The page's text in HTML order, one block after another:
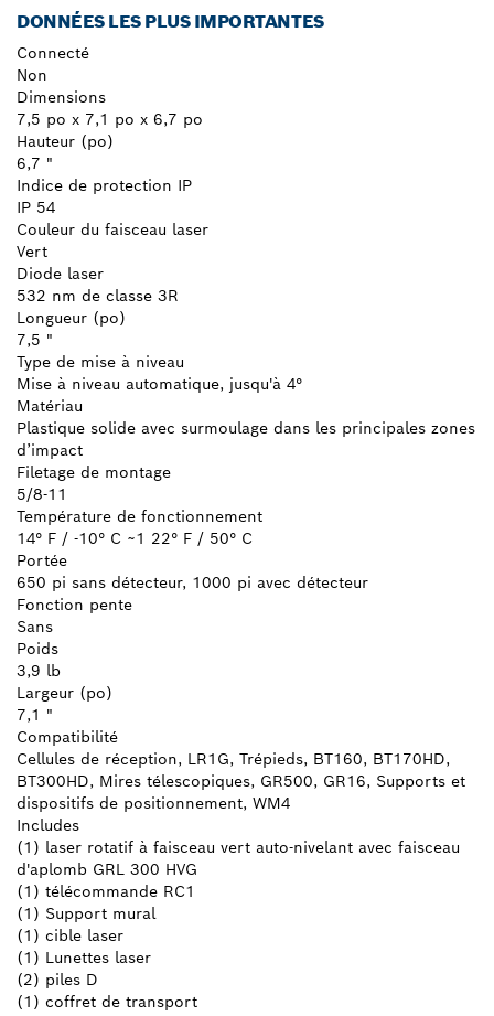
DONNÉES LES PLUS IMPORTANTES
Connecté
Non
Dimensions
7,5 po x 7,1 po x 6,7 po
Hauteur (po)
6,7 "
Indice de protection IP
IP 54
Couleur du faisceau laser
Vert
Diode laser
532 nm de classe 3R
Longueur (po)
7,5 "
Type de mise à niveau
Mise à niveau automatique, jusqu'à 4°
Matériau
Plastique solide avec surmoulage dans les principales zones
d’impact
Filetage de montage
5/8-11
Température de fonctionnement
14° F / -10° C ~1 22° F / 50° C
Portée
650 pi sans détecteur, 1000 pi avec détecteur
Fonction pente
Sans
Poids
3,9 lb
Largeur (po)
7,1 "
Compatibilité
Cellules de réception, LR1G, Trépieds, BT160, BT170HD,
BT300HD, Mires télescopiques, GR500, GR16, Supports et
dispositifs de positionnement, WM4
Includes
(1) laser rotatif à faisceau vert auto-nivelant avec faisceau
d'aplomb GRL 300 HVG
(1) télécommande RC1
(1) Support mural
(1) cible laser
(1) Lunettes laser
(2) piles D
(1) coffret de transport